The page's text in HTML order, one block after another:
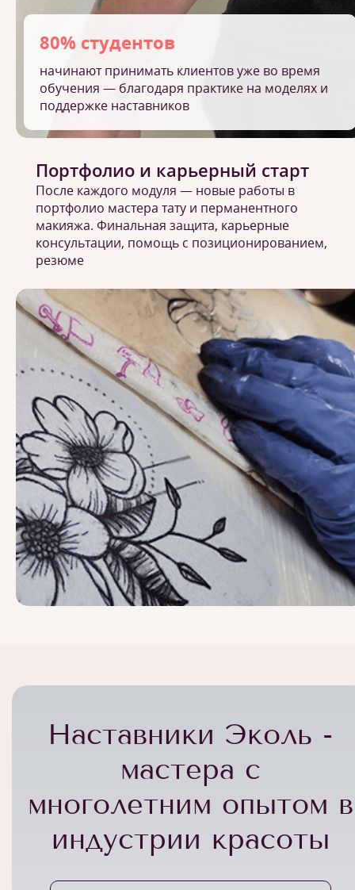
80% студентов
начинают принимать клиентов уже во время
обучения — благодаря практике на моделях и
поддержке наставников
Портфолио и карьерный старт
После каждого модуля — новые работы в
портфолио мастера тату и перманентного
макияжа. Финальная защита, карьерные
консультации, помощь с позиционированием,
резюме
Наставники Эколь -
мастера с
многолетним опытом в
индустрии красоты